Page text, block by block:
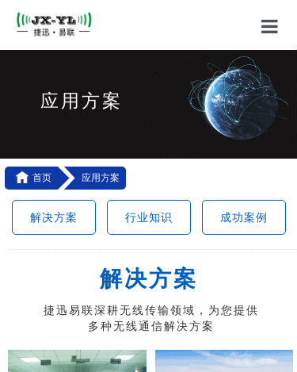
关
应
应用方案
 首页 应用方案
解决方案 行业知识 成功案例
-------------------------------------------------------------------------------------------
----------------------------------------------------------------------------------
解决方案
捷迅易联深耕无线传输领域，为您提供
多种无线通信解决方案